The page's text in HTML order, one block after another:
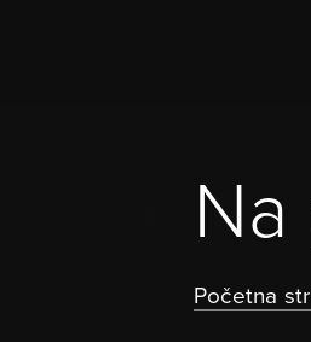
Početna